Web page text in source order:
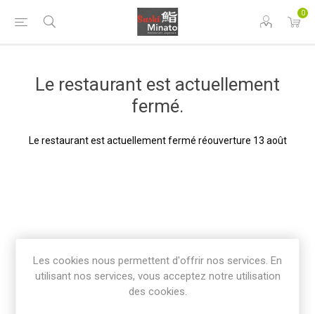
0
Le restaurant est actuellement
fermé.
Le restaurant est actuellement fermé réouverture 13 août
Les cookies nous permettent d'offrir nos services. En
utilisant nos services, vous acceptez notre utilisation
des cookies.